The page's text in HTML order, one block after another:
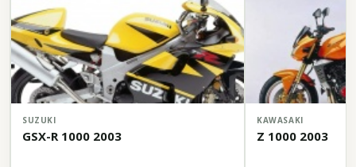
SUZUKI
GSX-R 1000 2003
KAWASAKI
Z 1000 2003